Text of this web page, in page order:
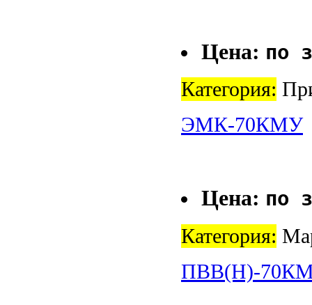
Цена: по
Категория:
ЭМК-70КМУ
Цена: по
Категория:
ПВВ(Н)-